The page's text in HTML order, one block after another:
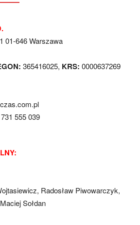
01-646 Warszawa
365416025, KRS: 0000637269
555 039
Radosław Piwowarczyk,
Sołdan